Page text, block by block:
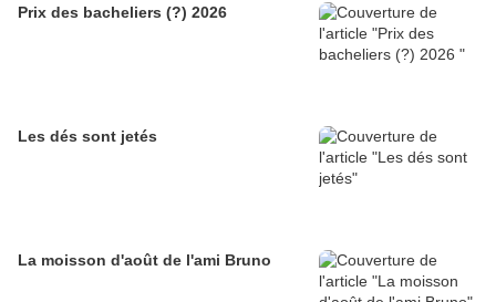
Prix des bacheliers (?) 2026
Les dés sont jetés
La moisson d'août de l'ami Bruno